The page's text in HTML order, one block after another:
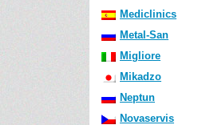
Mediclinics
Metal-San
Migliore
Mikadzo
Neptun
Novaservis